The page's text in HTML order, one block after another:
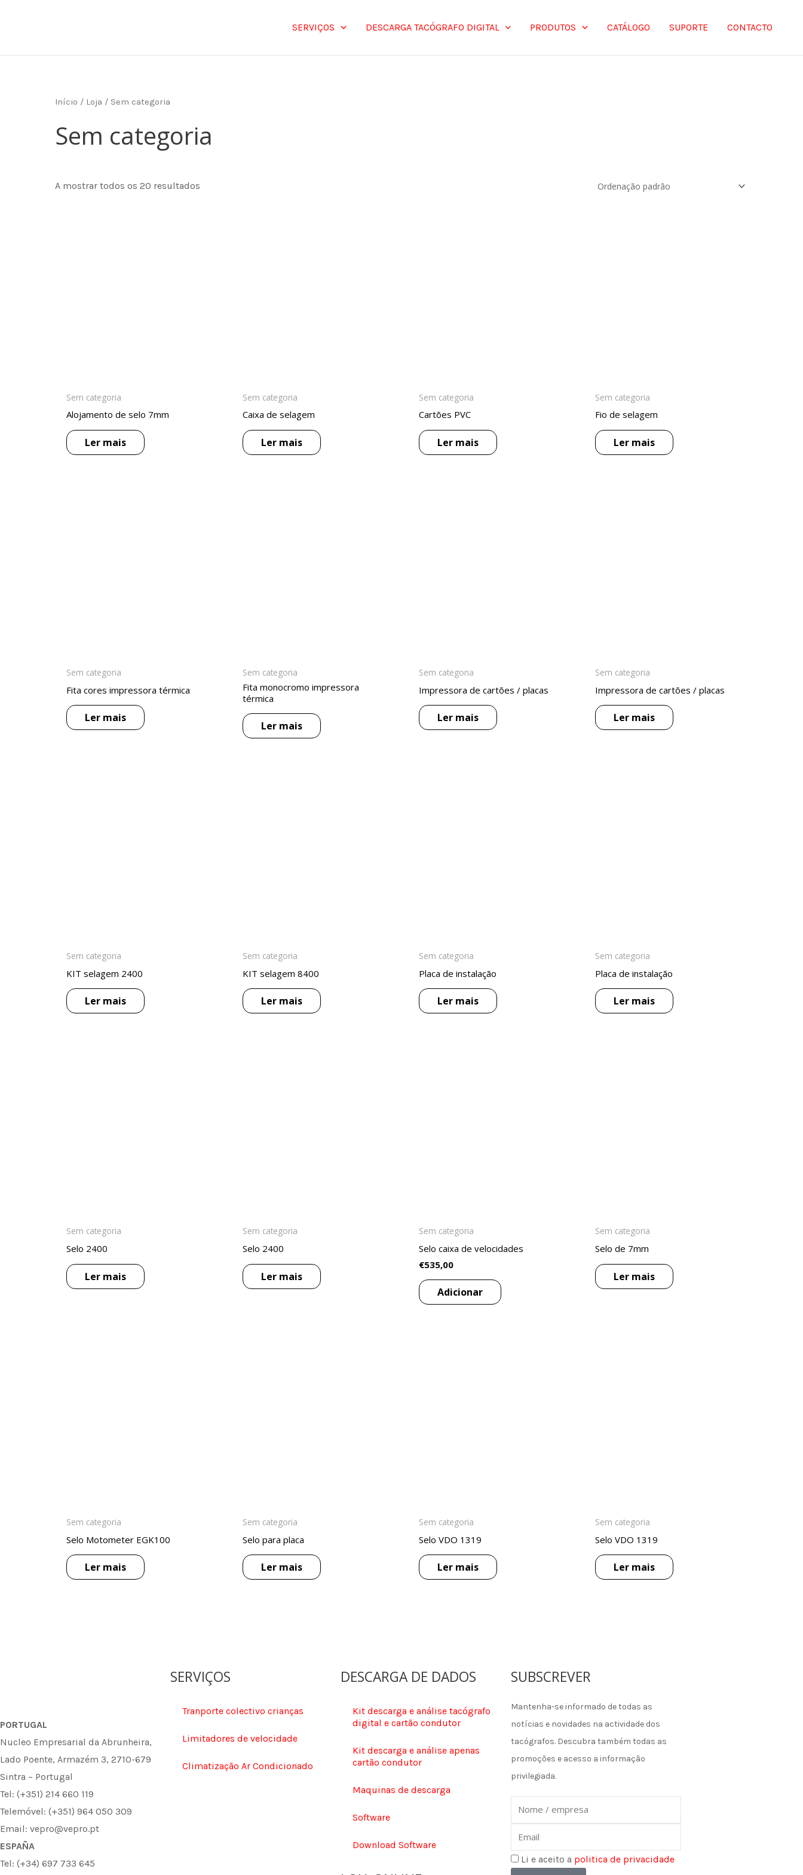
SERVIÇOS DESCARGA TACÓGRAFO DIGITAL PRODUTOS CATÁLOGO SUPORTE CONTACTO
Início / Loja / Sem categoria
Sem categoria
A mostrar todos os 20 resultados
Sem categoria
Alojamento de selo 7mm
Ler mais
Sem categoria
Caixa de selagem
Ler mais
Sem categoria
Cartões PVC
Ler mais
Sem categoria
Fio de selagem
Ler mais
Sem categoria
Fita cores impressora térmica
Ler mais
Sem categoria
Fita monocromo impressora
térmica
Ler mais
Sem categoria
Impressora de cartões / placas
Ler mais
Sem categoria
Impressora de cartões / placas
Ler mais
Sem categoria
KIT selagem 2400
Ler mais
Sem categoria
KIT selagem 8400
Ler mais
Sem categoria
Placa de instalação
Ler mais
Sem categoria
Placa de instalação
Ler mais
Sem categoria
Selo 2400
Ler mais
Sem categoria
Selo 2400
Ler mais
Sem categoria
Selo caixa de velocidades
€535,00
Adicionar
Sem categoria
Selo de 7mm
Ler mais
Sem categoria
Selo Motometer EGK100
Ler mais
Sem categoria
Selo para placa
Ler mais
Sem categoria
Selo VDO 1319
Ler mais
Sem categoria
Selo VDO 1319
Ler mais
PORTUGAL
Nucleo Empresarial da Abrunheira,
Lado Poente, Armazém 3, 2710-679
Sintra – Portugal
Tel: (+351) 214 660 119
Telemóvel: (+351) 964 050 309
Email: vepro@vepro.pt
ESPAÑA
Tel: (+34) 697 733 645
SERVIÇOS
Tranporte colectivo crianças
Limitadores de velocidade
Climatização Ar Condicionado
DESCARGA DE DADOS
Kit descarga e análise tacógrafo
digital e cartão condutor
Kit descarga e análise apenas
cartão condutor
Maquinas de descarga
Software
Download Software
SUBSCREVER
Mantenha-se informado de todas as
notícias e novidades na actividade dos
tacógrafos. Descubra também todas as
promoções e acesso a informação
privilegiada.
Nome
Li e aceito a politica de privacidade